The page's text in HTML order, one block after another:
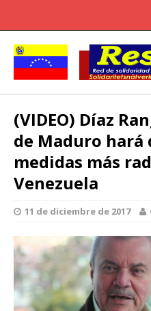
(VIDEO) Díaz
de Maduro hará
medidas más
Venezuela
11 de diciembre de 2017